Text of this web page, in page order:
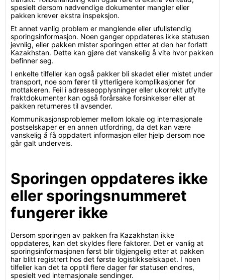
spesielt dersom nødvendige dokumenter mangler eller
pakken krever ekstra inspeksjon.
Et annet vanlig problem er manglende eller ufullstendig
sporingsinformasjon. Noen ganger oppdateres ikke statusen
jevnlig, eller pakken mister sporingen etter at den har forlatt
Kazakhstan. Dette kan gjøre det vanskelig å vite hvor pakken
befinner seg.
I enkelte tilfeller kan også pakker bli skadet eller mistet under
transport, noe som fører til ytterligere komplikasjoner for
mottakeren. Feil i adresseopplysninger eller ukorrekt utfylte
fraktdokumenter kan også forårsake forsinkelser eller at
pakken returneres til avsender.
Kommunikasjonsproblemer mellom lokale og internasjonale
postselskaper er en annen utfordring, da det kan være
vanskelig å få oppdatert informasjon eller hjelp dersom noe
går galt underveis.
Sporingen oppdateres ikke
eller sporingsnummeret
fungerer ikke
Dersom sporingen av pakken fra Kazakhstan ikke
oppdateres, kan det skyldes flere faktorer. Det er vanlig at
sporingsinformasjonen først blir tilgjengelig etter at pakken
har blitt registrert hos det første logistikkselskapet. I noen
tilfeller kan det ta opptil flere dager før statusen endres,
spesielt ved internasjonale sendinger.